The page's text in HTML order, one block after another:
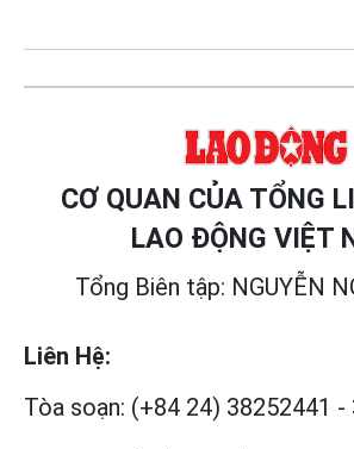
CƠ QUAN CỦA TỔNG
LAO ĐỘNG VIỆT
Tổng Biên tập: NGUYỄN
Liên Hệ:
Tòa soạn: (+84 24) 38252441 -